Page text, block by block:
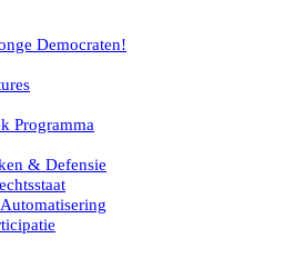
Democraten!
Programma
& Defensie